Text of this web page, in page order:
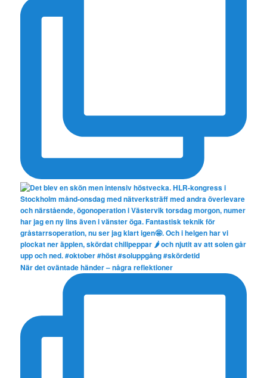
När det oväntade händer – några reflektioner